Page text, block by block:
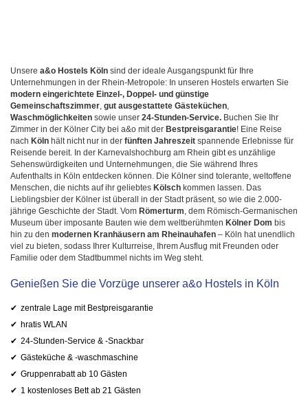
Unsere a&o Hostels Köln sind der ideale Ausgangspunkt für Ihre
Unternehmungen in der Rhein-Metropole: In unseren Hostels erwarten Sie
modern eingerichtete Einzel-, Doppel- und günstige
Gemeinschaftszimmer, gut ausgestattete Gästeküchen,
Waschmöglichkeiten sowie unser 24-Stunden-Service. Buchen Sie Ihr
Zimmer in der Kölner City bei a&o mit der Bestpreisgarantie! Eine Reise
nach Köln hält nicht nur in der fünften Jahreszeit spannende Erlebnisse für
Reisende bereit. In der Karnevalshochburg am Rhein gibt es unzählige
Sehenswürdigkeiten und Unternehmungen, die Sie während Ihres
Aufenthalts in Köln entdecken können. Die Kölner sind tolerante, weltoffene
Menschen, die nichts auf ihr geliebtes Kölsch kommen lassen. Das
Lieblingsbier der Kölner ist überall in der Stadt präsent, so wie die 2.000-
jährige Geschichte der Stadt. Vom Römerturm, dem Römisch-Germanischen
Museum über imposante Bauten wie dem weltberühmten Kölner Dom bis
hin zu den modernen Kranhäusern am Rheinauhafen – Köln hat unendlich
viel zu bieten, sodass Ihrer Kulturreise, Ihrem Ausflug mit Freunden oder
Familie oder dem Stadtbummel nichts im Weg steht.
Genießen Sie die Vorzüge unserer a&o Hostels in Köln
zentrale Lage mit Bestpreisgarantie
hratis WLAN
24-Stunden-Service & -Snackbar
Gästeküche & -waschmaschine
Gruppenrabatt ab 10 Gästen
1 kostenloses Bett ab 21 Gästen